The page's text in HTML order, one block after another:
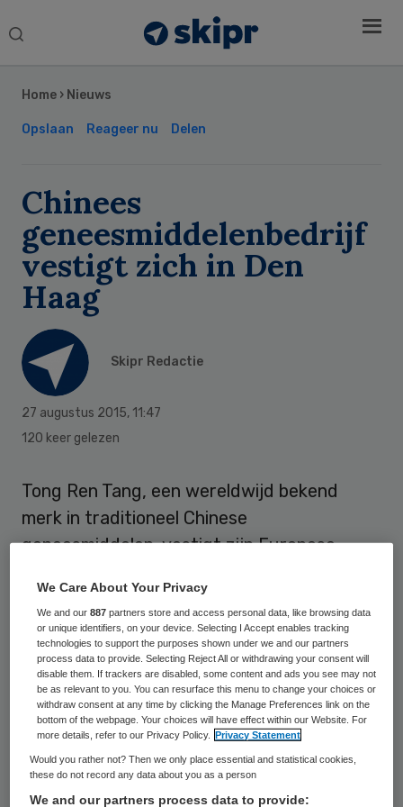
Search
Home › Nieuws
Opslaan Reageer nu Delen
Chinees
geneesmiddelenbedrijf
vestigt zich in Den
Haag
Skipr Redactie
27 augustus 2015, 11:47
120 keer gelezen
Tong Ren Tang, een wereldwijd bekend
merk in traditioneel Chinese
geneesmiddelen, vestigt zijn Europese
het aan de beurs van Hongkong
genoteerde bedrijf hier ook een flagship
store. Hier kunnen consumenten terecht
voor behandelingen, zoals acupunctuur en
massages, en medicijnen op basis van
natuurlijke kruiden vanuit de 2000 jaar
oude traditionele Chinese geneeskunde.
Sidebar
We Care About Your Privacy
We and our887 partners store and access personal data, like browsing data
or unique identifiers, on your device. Selecting I Accept enables tracking
technologies to support the purposes shown under we and our partners
process data to provide. Selecting Reject All or withdrawing your consent will
disable them. If trackers are disabled, some content and ads you see may not
be as relevant to you. You can resurface this menu to change your choices or
withdraw consent at any time by clicking the Manage Preferences link on the
bottom of the webpage. Your choices will have effect within our Website. For
more details, refer to our Privacy Policy.
Privacy Statement
Would you rather not? Then we only place essential and statistical cookies,
these do not record any data about you as a person
We and our partners process data to provide: